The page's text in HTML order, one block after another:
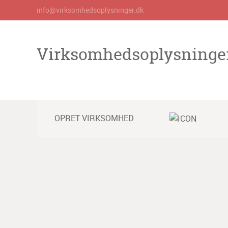
info@virksomhedsoplysninger.dk
OPRET VIRKSOMHED